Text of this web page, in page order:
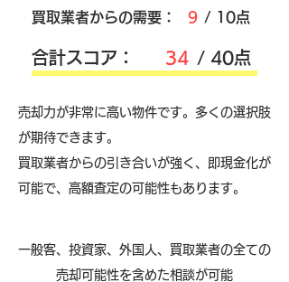
買取業者からの需要：
9 / 10点
​合計スコア： 34 / 40点
売却力が非常に高い物件です。多くの選択肢
が期待できます。
買取業者からの引き合いが強く、即現金化が
可能で、高額査定の可能性もあります。
​一般客、投資家、外国人、買取業者の全ての
売却可能性を含めた相談が可能